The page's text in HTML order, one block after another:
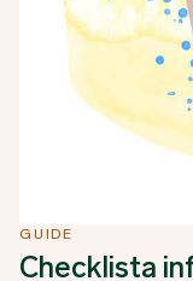
GUIDE
Checklista